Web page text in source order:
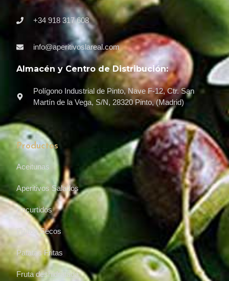
+34 918 317 608
info@aperitivoslareal.com
Almacén y Centro de Distribución:
Polígono Industrial de Pinto, Nave F-12, Ctr. San
Martín de la Vega, S/N, 28320 Pinto, (Madrid)
Productos
Aceitunas
Aperitivos Salados
Encurtidos
Frutos Secos
Patatas Fritas
Fruta deshidratada